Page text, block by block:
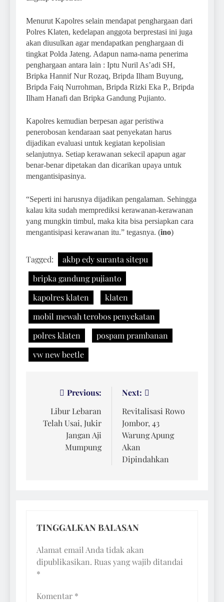
Menurut Kapolres selain mendapat penghargaan dari
Polres Klaten, kedelapan anggota berprestasi ini juga
akan diusulkan agar mendapatkan penghargaan di
tingkat Polda Jateng. Adapun nama-nama penerima
penghargaan antara lain : Iptu Nuril As’adi SH,
Bripka Hannif Nur Rozaq, Bripda Ilham Buyung,
Bripda Faiq Nurrohman, Bripda Rizki Eka P., Bripda
Ilham Hanafi dan Bripka Gandung Pujianto.
Kapolres kemudian berpesan agar peristiwa
penerobosan kendaraan saat penyekatan harus
dijadikan evaluasi untuk kegiatan kepolisian
selanjutnya. Setiap kerawanan sekecil apapun agar
benar-benar dipetakan dan dicarikan upaya untuk
mengantisipasinya.
“Seperti ini harusnya dijadikan pengalaman. Sehingga
kalau kita sudah memprediksi kerawanan-kerawanan
yang mungkin timbul, maka kita bisa persiapkan cara
mengantisipasi kerawanan itu.” tegasnya. (ino)
Tagged:
akbp edy suranta sitepu
bripka gandung pujianto
kapolres klaten
klaten
mobil mewah terobos penyekatan
polres klaten
pospam prambanan
vw new beetle
Navigasi
pos
Previous:
Libur Lebaran
Telah Usai, Jukir
Jangan Aji
Mumpung
Next:
Revitalisasi Rowo
Jombor, 43
Warung Apung
Akan
Dipindahkan
TINGGALKAN BALASAN
Alamat email Anda tidak akan
dipublikasikan. Ruas yang wajib ditandai
*
Komentar *